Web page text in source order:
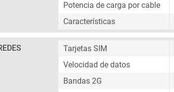
Potencia de carga por cable
Características
Tarjetas SIM
Velocidad de datos
Bandas 2G